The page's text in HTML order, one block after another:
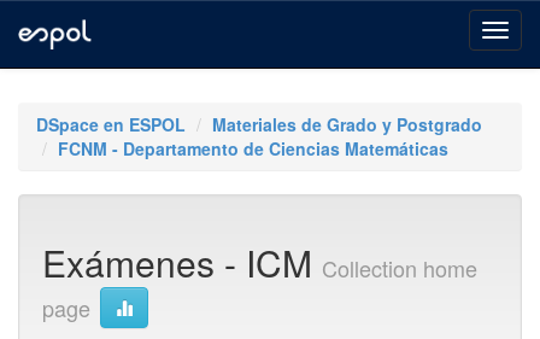
navigationDSpace en ESPOL
Materiales de Grado y Postgrado
FCNM - Departamento de Ciencias Matemáticas
Exámenes - ICM Collection home
page